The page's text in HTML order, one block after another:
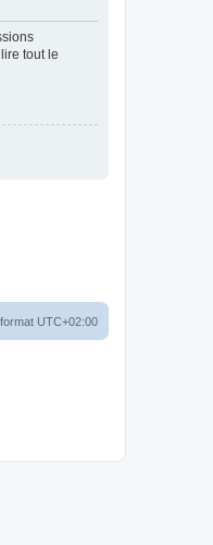
tout le
UTC+02:00